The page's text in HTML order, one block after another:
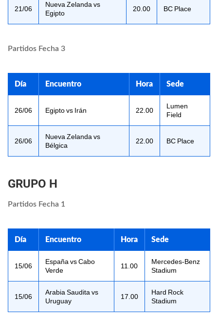
21/06
Nueva Zelanda vs
Egipto
20.00 BC Place
Partidos Fecha 3
Día Encuentro Hora Sede
26/06 Egipto vs Irán 22.00
Lumen
Field
26/06
Nueva Zelanda vs
Bélgica
22.00 BC Place
GRUPO H
Partidos Fecha 1
Día Encuentro Hora Sede
15/06
España vs Cabo
Verde
11.00
Mercedes-Benz
Stadium
15/06
Arabia Saudita vs
Uruguay
17.00
Hard Rock
Stadium